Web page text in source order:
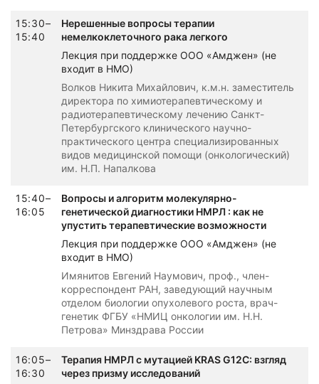
15:30–
15:40
Нерешенные вопросы терапии
немелкоклеточного рака легкого
Лекция при поддержке ООО «Амджен» (не
входит в НМО)
Волков Никита Михайлович, к.м.н. заместитель
директора по химиотерапевтическому и
радиотерапевтическому лечению Санкт-
Петербургского клинического научно-
практического центра специализированных
видов медицинской помощи (онкологический)
им. Н.П. Напалкова
15:40–
16:05
Вопросы и алгоритм молекулярно-
генетической диагностики НМРЛ : как не
упустить терапевтические возможности
Лекция при поддержке ООО «Амджен» (не
входит в НМО)
Имянитов Евгений Наумович, проф., член-
корреспондент РАН, заведующий научным
отделом биологии опухолевого роста, врач-
генетик ФГБУ «НМИЦ онкологии им. Н.Н.
Петрова» Минздрава России
16:05–
16:30
Терапия НМРЛ с мутацией KRAS G12C: взгляд
через призму исследований